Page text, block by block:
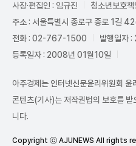
사장·편집인 : 임규진
청소년보호
주소 : 서울특별시 종로구 종로 1길
전화 : 02-767-1500
발행일자
등록일자 : 2008년 01월10일
아주경제는 인터넷신문윤리위원회
콘텐츠(기사)는 저작권법의 보호를
니다.
Copyright ⓒ AJUNEWS All rights